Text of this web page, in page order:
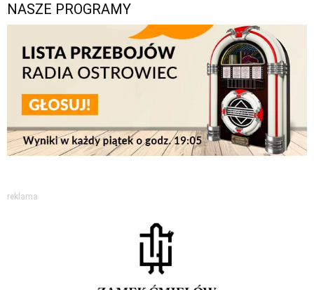
NASZE PROGRAMY
reklama